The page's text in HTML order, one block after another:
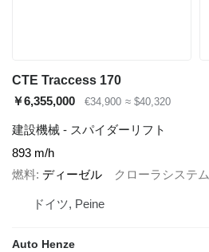
CTE Traccess 170
￥6,355,000
€34,900 ≈ $40,320
建設機械 - スパイダーリフト
893 m/h
燃料 ディーゼル クローラシステム
ドイツ, Peine
Auto Henze